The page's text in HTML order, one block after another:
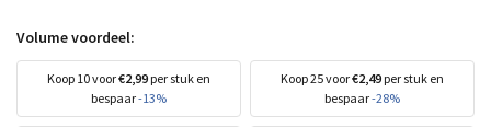
Volume voordeel:
Koop 10 voor€2,99 per stuk en
bespaar-13%
Koop 25 voor€2,49 per stuk en
bespaar-28%